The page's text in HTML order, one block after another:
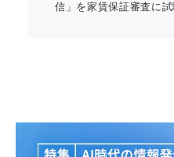
信」を家賃保証審査に試